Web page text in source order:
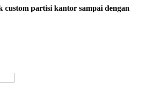
partisi kantor sampai dengan